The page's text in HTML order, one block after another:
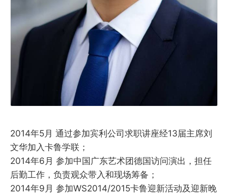
2014年5月 通过参加宾利公司求职讲座经13届主席刘
文华加入卡鲁学联；
2014年6月 参加中国广东艺术团德国访问演出，担任
后勤工作，负责观众带入和现场筹备；
2014年9月 参加WS2014/2015卡鲁迎新活动及迎新晚